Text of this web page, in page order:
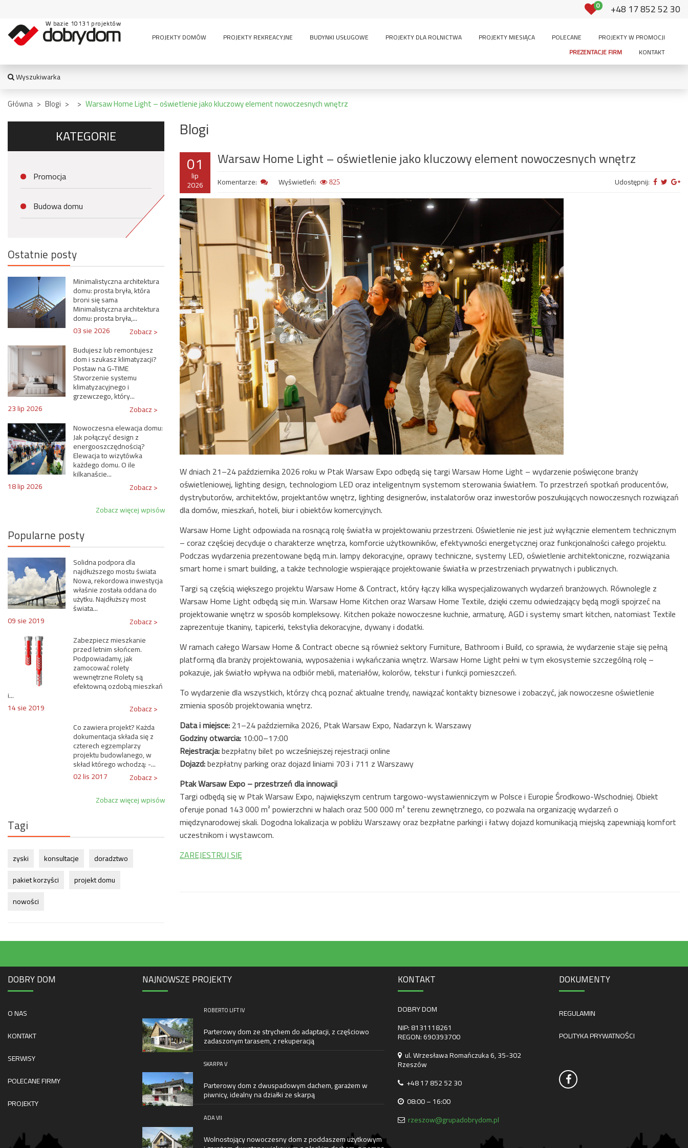
0 +48 17 852 52 30
W bazie 10131 projektów
PROJEKTY DOMÓW
PROJEKTY REKREACYJNE BUDYNKI USŁUGOWE PROJEKTY DLA ROLNICTWA PROJEKTY MIESIĄCA POLECANE
PROJEKTY W PROMOCJI
PREZENTACJE FIRM
KONTAKT
Wyszukiwarka
WYSZUKIWARKA
TYPY BUDYNKU:
dwurodzinny
wielomieszkaniowy
pensjonaty,
garaż z częścią
gospodarczy
bud. socjalny
dom z częścią
usługową
usługowe
wiata
garażowo-
magazynowe
inwentarskie
sauna
parterowy piętrowy brak użytkowe
bez garażu 1-stanowiskowy 2-stanowiskowy
Szukaj Wyszukiwanie zaawansowane
Główna > Blogi > > Warsaw Home Light – oświetlenie jako kluczowy element nowoczesnych wnętrz
KATEGORIE
Promocja
Budowa domu
Ostatnie posty
Minimalistyczna architektura
domu: prosta bryła, która
broni się sama
Minimalistyczna architektura
domu: prosta bryła,...
03 sie 2026
Zobacz >
Budujesz lub remontujesz
dom i szukasz klimatyzacji?
Postaw na G-TIME
Stworzenie systemu
klimatyzacyjnego i
grzewczego, który...
23 lip 2026
Zobacz >
Nowoczesna elewacja domu:
Jak połączyć design z
energooszczędnością?
Elewacja to wizytówka
każdego domu. O ile
kilkanaście...
18 lip 2026
Zobacz >
Zobacz więcej wpisów
Popularne posty
Solidna podpora dla
najdłuższego mostu świata
Nowa, rekordowa inwestycja
właśnie została oddana do
użytku. Najdłuższy most
świata...
09 sie 2019
Zobacz >
Zabezpiecz mieszkanie
przed letnim słońcem.
Podpowiadamy, jak
zamocować rolety
wewnętrzne Rolety są
efektowną ozdobą mieszkań
i...
14 sie 2019
Zobacz >
Co zawiera projekt? Każda
dokumentacja składa się z
czterech egzemplarzy
projektu budowlanego, w
skład którego wchodzą: -...
02 lis 2017
Zobacz >
Zobacz więcej wpisów
Tagi
zyski konsultacje
doradztwo
pakiet korzyści
projekt domu
nowości
Blogi
01
lip
2026
Warsaw Home Light – oświetlenie jako kluczowy element nowoczesnych wnętrz
Komentarze: Wyświetleń: 825 Udostępnij:
W dniach 21–24 października 2026 roku w Ptak Warsaw Expo odbędą się targi Warsaw Home Light – wydarzenie poświęcone branży
oświetleniowej, lighting design, technologiom LED oraz inteligentnym systemom sterowania światłem. To przestrzeń spotkań producentów,
dystrybutorów, architektów, projektantów wnętrz, lighting designerów, instalatorów oraz inwestorów poszukujących nowoczesnych rozwiązań
dla domów, mieszkań, hoteli, biur i obiektów komercyjnych.
Warsaw Home Light odpowiada na rosnącą rolę światła w projektowaniu przestrzeni. Oświetlenie nie jest już wyłącznie elementem technicznym
– coraz częściej decyduje o charakterze wnętrza, komforcie użytkowników, efektywności energetycznej oraz funkcjonalności całego projektu.
Podczas wydarzenia prezentowane będą m.in. lampy dekoracyjne, oprawy techniczne, systemy LED, oświetlenie architektoniczne, rozwiązania
smart home i smart building, a także technologie wspierające projektowanie światła w przestrzeniach prywatnych i publicznych.
Targi są częścią większego projektu Warsaw Home & Contract, który łączy kilka wyspecjalizowanych wydarzeń branżowych. Równolegle z
Warsaw Home Light odbędą się m.in. Warsaw Home Kitchen oraz Warsaw Home Textile, dzięki czemu odwiedzający będą mogli spojrzeć na
projektowanie wnętrz w sposób kompleksowy. Kitchen pokaże nowoczesne kuchnie, armaturę, AGD i systemy smart kitchen, natomiast Textile
zaprezentuje tkaniny, tapicerki, tekstylia dekoracyjne, dywany i dodatki.
W ramach całego Warsaw Home & Contract obecne są również sektory Furniture, Bathroom i Build, co sprawia, że wydarzenie staje się pełną
platformą dla branży projektowania, wyposażenia i wykańczania wnętrz. Warsaw Home Light pełni w tym ekosystemie szczególną rolę –
pokazuje, jak światło wpływa na odbiór mebli, materiałów, kolorów, tekstur i funkcji pomieszczeń.
To wydarzenie dla wszystkich, którzy chcą poznać aktualne trendy, nawiązać kontakty biznesowe i zobaczyć, jak nowoczesne oświetlenie
zmienia sposób projektowania wnętrz.
Data i miejsce:21–24 października 2026, Ptak Warsaw Expo, Nadarzyn k. Warszawy
Godziny otwarcia:10:00–17:00
Rejestracja:bezpłatny bilet po wcześniejszej rejestracji online
Dojazd:bezpłatny parking oraz dojazd liniami 703 i 711 z Warszawy
Ptak Warsaw Expo – przestrzeń dla innowacji
Targi odbędą się w Ptak Warsaw Expo, największym centrum targowo-wystawienniczym w Polsce i Europie Środkowo-Wschodniej. Obiekt
oferuje ponad 143 000 m² powierzchni w halach oraz 500 000 m² terenu zewnętrznego, co pozwala na organizację wydarzeń o
międzynarodowej skali. Dogodna lokalizacja w pobliżu Warszawy oraz bezpłatne parkingi i łatwy dojazd komunikacją miejską zapewniają komfort
uczestnikom i wystawcom.
ZAREJESTRUJ SIĘ
DOBRY DOM
O NAS
KONTAKT
SERWISY
POLECANE FIRMY
PROJEKTY
NAJNOWSZE PROJEKTY
ROBERTO LIFT IV
Parterowy dom ze strychem do adaptacji, z częściowo
zadaszonym tarasem, z rekuperacją
SKARPA V
Parterowy dom z dwuspadowym dachem, garażem w
piwnicy, idealny na działki ze skarpą
ADA VII
Wolnostojący nowoczesny dom z poddaszem użytkowym
KONTAKT
DOBRY DOM
NIP: 8131118261
REGON: 690393700
ul. Wrzesława Romańczuka 6, 35-302
Rzeszów
+48 17 852 52 30
08:00 – 16:00
rzeszow@grupadobrydom.pl
DOKUMENTY
REGULAMIN
POLITYKA PRYWATNOŚCI